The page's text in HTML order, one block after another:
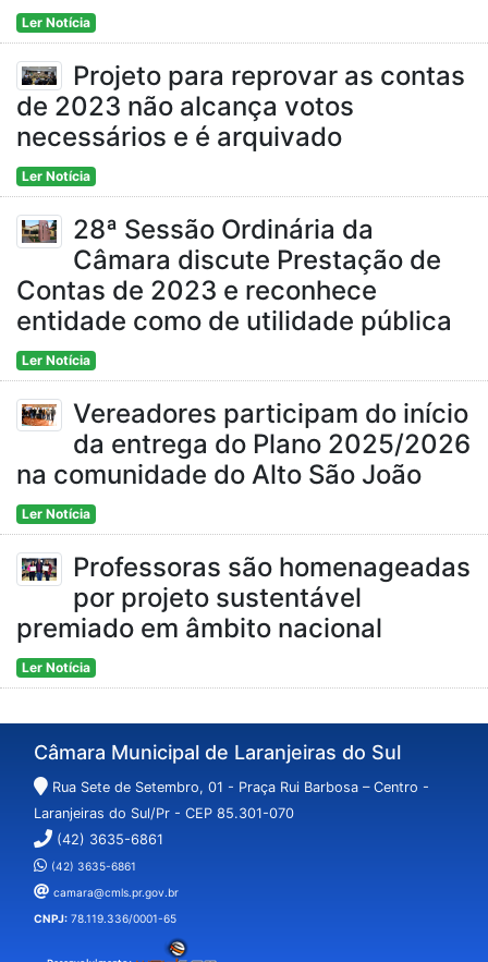
Ler Notícia
Projeto para reprovar as contas
de 2023 não alcança votos
necessários e é arquivado
Ler Notícia
28ª Sessão Ordinária da
Câmara discute Prestação de
Contas de 2023 e reconhece
entidade como de utilidade pública
Ler Notícia
Vereadores participam do início
da entrega do Plano 2025/2026
na comunidade do Alto São João
Ler Notícia
Professoras são homenageadas
por projeto sustentável
premiado em âmbito nacional
Ler Notícia
Câmara Municipal de Laranjeiras do Sul
Rua Sete de Setembro, 01 - Praça Rui Barbosa – Centro -
Laranjeiras do Sul/Pr - CEP 85.301-070
(42) 3635-6861
(42) 3635-6861
camara@cmls.pr.gov.br
CNPJ: 78.119.336/0001-65